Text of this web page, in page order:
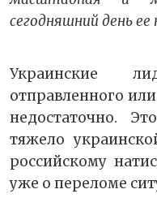
сегодняшний день
Украинские
отправленного
недостаточно.
тяжело
российскому
уже о переломе